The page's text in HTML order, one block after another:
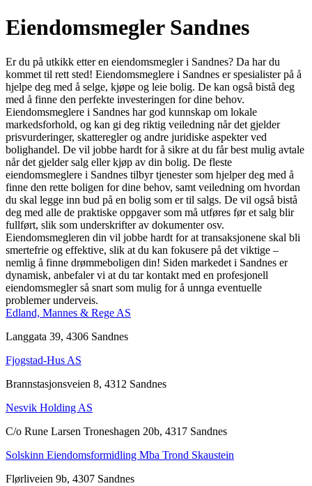
Eiendomsmegler Sandnes
Er du på utkikk etter en eiendomsmegler i Sandnes? Da har du
kommet til rett sted! Eiendomsmeglere i Sandnes er spesialister på å
hjelpe deg med å selge, kjøpe og leie bolig. De kan også bistå deg
med å finne den perfekte investeringen for dine behov.
Eiendomsmeglere i Sandnes har god kunnskap om lokale
markedsforhold, og kan gi deg riktig veiledning når det gjelder
prisvurderinger, skatteregler og andre juridiske aspekter ved
bolighandel. De vil jobbe hardt for å sikre at du får best mulig avtale
når det gjelder salg eller kjøp av din bolig. De fleste
eiendomsmeglere i Sandnes tilbyr tjenester som hjelper deg med å
finne den rette boligen for dine behov, samt veiledning om hvordan
du skal legge inn bud på en bolig som er til salgs. De vil også bistå
deg med alle de praktiske oppgaver som må utføres før et salg blir
fullført, slik som underskrifter av dokumenter osv.
Eiendomsmegleren din vil jobbe hardt for at transaksjonene skal bli
smertefrie og effektive, slik at du kan fokusere på det viktige –
nemlig å finne drømmeboligen din! Siden markedet i Sandnes er
dynamisk, anbefaler vi at du tar kontakt med en profesjonell
eiendomsmegler så snart som mulig for å unnga eventuelle
problemer underveis.
Edland, Mannes & Rege AS
Langgata 39, 4306 Sandnes
Fjogstad-Hus AS
Brannstasjonsveien 8, 4312 Sandnes
Nesvik Holding AS
C/o Rune Larsen Troneshagen 20b, 4317 Sandnes
Solskinn Eiendomsformidling Mba Trond Skaustein
Flørliveien 9b, 4307 Sandnes